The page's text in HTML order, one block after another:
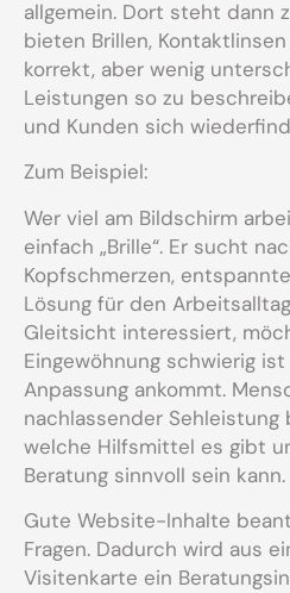
allgemein. Dort steht dann
bieten Brillen,
korrekt, aber wenig
Leistungen so zu
und Kunden sich
Zum Beispiel:
Wer viel am Bildschirm
einfach „Brille“. Er sucht
Kopfschmerzen,
Lösung für den
Gleitsicht interessiert,
Eingewöhnung schwierig
Anpassung ankommt.
nachlassender Sehleistung
welche Hilfsmittel es gibt
Beratung sinnvoll sein kann.
Gute Website-Inhalte
Fragen. Dadurch wird aus
Visitenkarte ein